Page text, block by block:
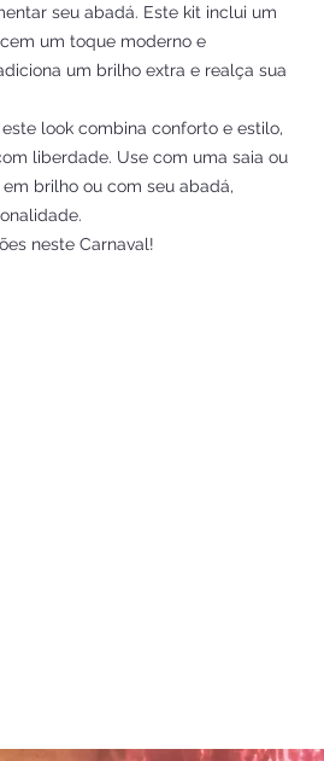
seu abadá. Este kit inclui um
um toque moderno e
um brilho extra e realça sua
look combina conforto e estilo,
liberdade. Use com uma saia ou
brilho ou com seu abadá,
neste Carnaval!